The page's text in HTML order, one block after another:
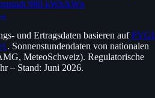
980 kWh/kWp
und Ertragsdaten basieren auf
. Sonnenstundendaten von nationalen
MeteoSchweiz). Regulatorische
– Stand: Juni 2026.